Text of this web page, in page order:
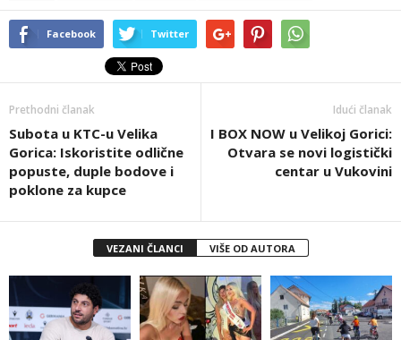
Facebook Twitter
Prethodni članak
Subota u KTC-u Velika
Gorica: Iskoristite odlične
popuste, duple bodove i
poklone za kupce
Idući članak
I BOX NOW u Velikoj Gorici:
Otvara se novi logistički
centar u Vukovini
VEZANI ČLANCI VIŠE OD AUTORA